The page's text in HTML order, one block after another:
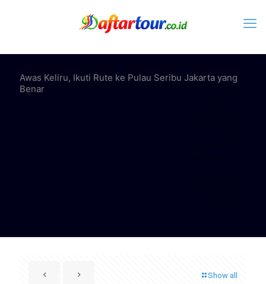
Awas Keliru, Ikuti Rute ke Pulau Seribu Jakarta yang
Benar
Show all